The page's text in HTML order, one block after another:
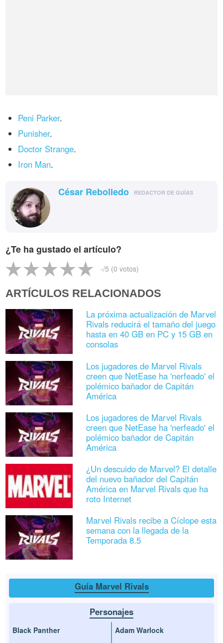
Peni Parker.
Punisher.
Doctor Strange.
Iron Man.
César Rebolledo REDACTOR DE GUÍAS
¿Te ha gustado el artículo?
-/5 (0 votos)
ARTÍCULOS RELACIONADOS
La próxima actualización de Marvel
Rivals reducirá el tamaño del juego
hasta en 40 GB en PC y 15 GB en
consolas
Los jugadores de Marvel Rivals
creen que NetEase ha 'nerfeado' el
polémico bañador de Capitán
América
Los jugadores de Marvel Rivals
creen que NetEase ha 'nerfeado' el
polémico bañador de Capitán
América
¿Un descuido de Marvel? El detalle
del nuevo bañador del Capitán
América en Marvel Rivals que ha
roto Internet
Marvel Rivals recibe a Cíclope esta
semana con la llegada de la
Temporada 8.5
Guía Marvel Rivals
Personajes
Black Panther
Adam Warlock